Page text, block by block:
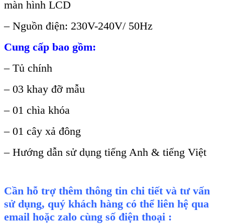
màn hình LCD
– Nguồn điện: 230V-240V/ 50Hz
Cung cấp bao gồm:
– Tủ chính
– 03 khay đỡ mẫu
– 01 chìa khóa
– 01 cây xả đông
– Hướng dẫn sử dụng tiếng Anh & tiếng Việt
Cần hỗ trợ thêm thông tin chi tiết và tư vấn
sử dụng, quý khách hàng có thể liên hệ qua
email hoặc zalo cùng số điện thoại :